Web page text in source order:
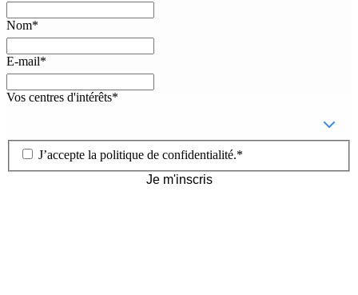
Nom*
E-mail*
Vos centres d'intérêts*
J’accepte la politique de confidentialité.*
Je m'inscris